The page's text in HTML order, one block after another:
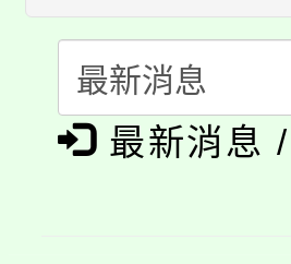
程，歡迎學
心理、諮商
系所師生報
縣市「校園
門員」簡章
踴躍報名參
桃園市115
要點
「桃園市補
展演活動實
淨零綠領人
最新消息